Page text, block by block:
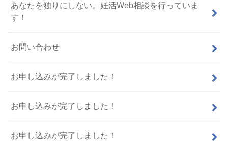
あなたを独りにしない。妊活Web相談を行っていま
す！
お問い合わせ
お申し込みが完了しました！
お申し込みが完了しました！
お申し込みが完了しました！